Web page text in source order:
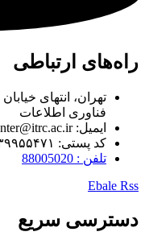
راه‌های ارتباطی
تهران، انتهای
فناوری اطلاعات
ایمیل: ai-center@itrc.ac.ir
کد پستی: ۱۴۳۹۹۵۵۴۷۱
تلفن : 88005020
Ebale Rss
دسترسی سریع